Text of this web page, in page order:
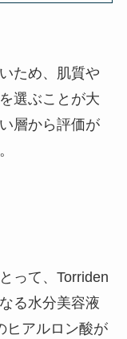
ため、肌質や
選ぶことが大
層から評価が
って、Torriden
る水分美容液
ヒアルロン酸が